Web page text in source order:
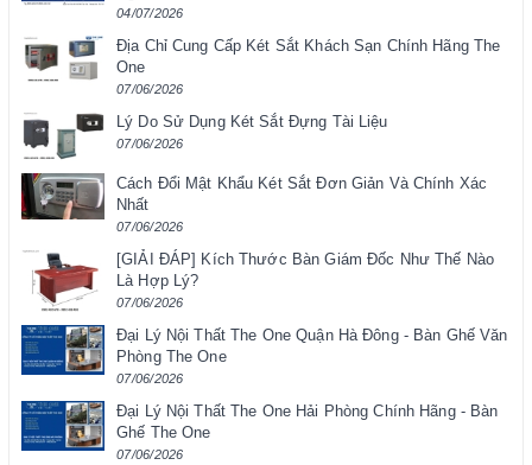
04/07/2026
Địa Chỉ Cung Cấp Két Sắt Khách Sạn Chính Hãng The
One
07/06/2026
Lý Do Sử Dụng Két Sắt Đựng Tài Liệu
07/06/2026
Cách Đổi Mật Khẩu Két Sắt Đơn Giản Và Chính Xác
Nhất
07/06/2026
[GIẢI ĐÁP] Kích Thước Bàn Giám Đốc Như Thế Nào
Là Hợp Lý?
07/06/2026
Đại Lý Nội Thất The One Quận Hà Đông - Bàn Ghế Văn
Phòng The One
07/06/2026
Đại Lý Nội Thất The One Hải Phòng Chính Hãng - Bàn
Ghế The One
07/06/2026